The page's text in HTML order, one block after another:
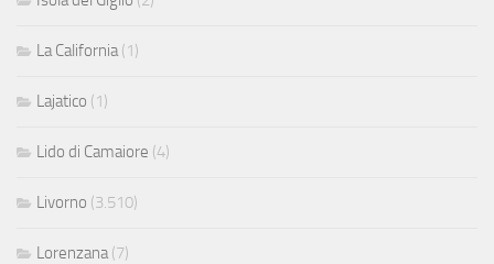
La California (1)
Lajatico (1)
Lido di Camaiore (4)
Livorno (3.510)
Lorenzana (7)